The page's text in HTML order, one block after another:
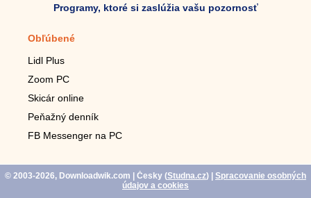
Programy, ktoré si zaslúžia vašu pozornosť
Obľúbené
Lidl Plus
Zoom PC
Skicár online
Peňažný denník
FB Messenger na PC
© 2003-2026, Downloadwik.com | Česky (Studna.cz)
Spracovanie osobných
údajov a cookies